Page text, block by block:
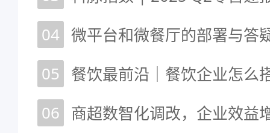
04
05
06